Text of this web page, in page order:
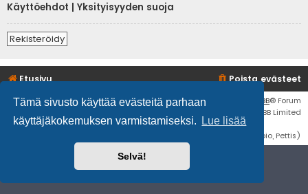
Tämä sivusto käyttää evästeitä parhaan
käyttäjäkokemuksen varmistamiseksi.
Lue lisää
Selvä!
Käyttöehdot
Yksityisyyden suoja
Rekisteröidy
Etusivu Poista evästeet
Flat Style byIan Bradley• Keskustelufoorumin ohjelmisto phpBB® Forum
Software © phpBB Limited
Käännös: phpBB Suomi (lurttinen, harritapio, Pettis)